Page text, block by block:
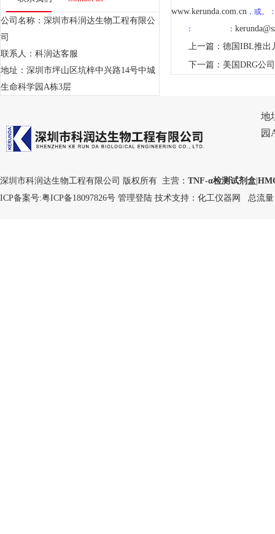
公司名称：深圳市科润达生物工程有限公
司
联系人：科润达客服
地址：深圳市坪山区坑梓中兴路14号中城
生命科学园A栋3层
www.kerunda.com.cn ，或。
：
：
上一篇： 德国IBL推出
下一篇： 美国DRG公
地
园
深圳市科润达生物工程有限公司 版权所有 主营： TNF-α检测试剂盒
ICP备案号:粤ICP备18097826号 管理登陆 技术支持： 化工仪器网 总流量